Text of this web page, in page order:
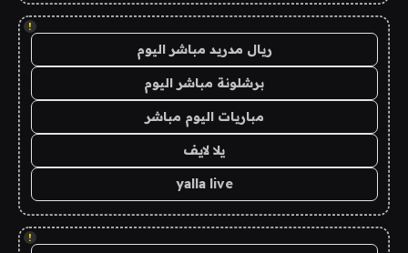
!
ريال مدريد مباشر اليوم
برشلونة مباشر اليوم
مباريات اليوم مباشر
يلا لايف
yalla live
!